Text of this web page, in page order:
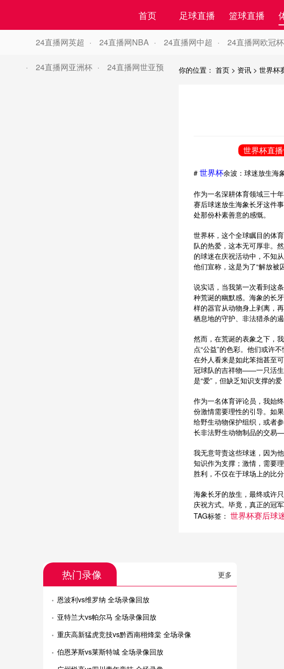
首页 足球直播 篮球直播
24直播网英超 24直播网NBA 24直播网中超 24直播网欧冠杯
24直播网亚洲杯 24直播网世亚预 你的位置： 首页 > 资讯 > 世界杯
世界杯直
# 世界杯余波：球迷放生海
作为一名深耕体育领域三十
赛后球迷放生海象长牙这件
处那份朴素善意的感慨。
世界杯，这个全球瞩目的体
队的热爱，这本无可厚非。
的球迷在庆祝活动中，不知
他们宣称，这是为了“解放被
说实话，当我第一次看到这
种荒诞的幽默感。海象的长
样的器官从动物身上剥离，
栖息地的守护、非法猎杀的
然而，在荒诞的表象之下，
点“公益”的色彩。他们或许
在外人看来是如此笨拙甚至
冠球队的吉祥物——一只活生
是“爱”，但缺乏知识支撑的爱
作为一名体育评论员，我始
份激情需要理性的引导。如
给野生动物保护组织，或者
长非法野生动物制品的交易
我无意苛责这些球迷，因为
知识作为支撑；激情，需要
胜利，不仅在于球场上的比
海象长牙的放生，最终或许
庆祝方式。毕竟，真正的冠
TAG标签： 世界杯赛后球
热门录像 更多
恩波利vs维罗纳 全场录像回放
亚特兰大vs帕尔马 全场录像回放
重庆高新猛虎竞技vs黔西南栩烽棠 全场录像
伯恩茅斯vs莱斯特城 全场录像回放